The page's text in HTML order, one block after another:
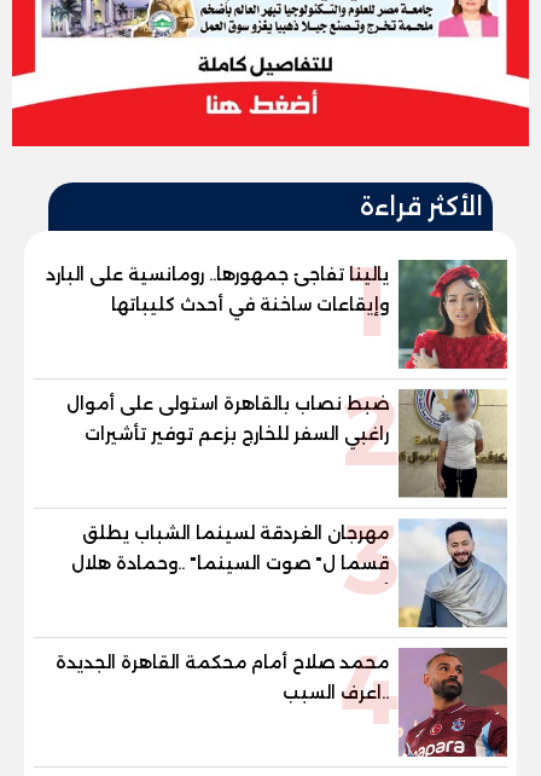
الأكثر قراءة
1
يالينا تفاجئ جمهورها.. رومانسية على البارد
وإيقاعات ساخنة في أحدث كليباتها
2
ضبط نصاب بالقاهرة استولى على أموال
راغبي السفر للخارج بزعم توفير تأشيرات
3
مهرجان الغردقة لسينما الشباب يطلق
قسما ل" صوت السينما" ..وحمادة هلال
أول المكرمين
4
محمد صلاح أمام محكمة القاهرة الجديدة
..اعرف السبب